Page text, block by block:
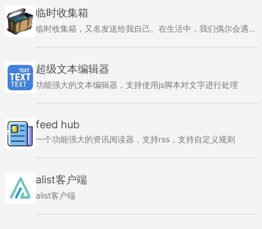
临时收集箱
临时收集箱，又名发送给我自己。在生活中，我们偶尔会遇到一些临时需要的东西，比如：文字、图片、代码等等。这些东西可能会随时被删除，也可能需要长期保存，临时收集箱就是用来收集这些东西的地方。
超级文本编辑器
功能强大的文本编辑器，支持使用js脚本对文字进行处理
feed hub
一个功能强大的资讯阅读器，支持rss，支持自定义规则
alist客户端
alist客户端